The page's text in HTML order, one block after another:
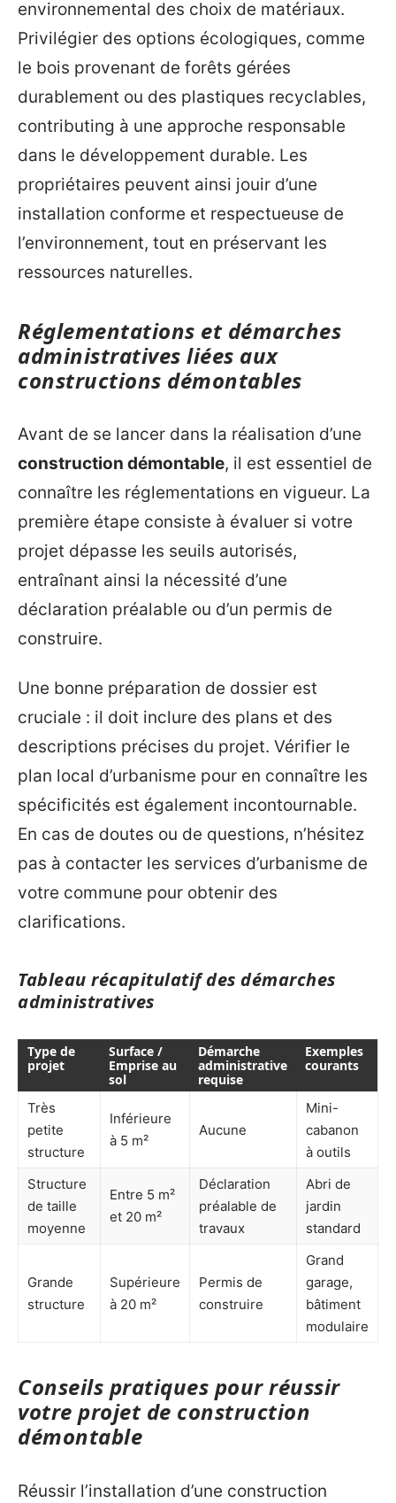
environnemental des choix de matériaux.
Privilégier des options écologiques, comme
le bois provenant de forêts gérées
durablement ou des plastiques recyclables,
contributing à une approche responsable
dans le développement durable. Les
propriétaires peuvent ainsi jouir d’une
installation conforme et respectueuse de
l’environnement, tout en préservant les
ressources naturelles.
Réglementations et démarches
administratives liées aux
constructions démontables
Avant de se lancer dans la réalisation d’une
construction démontable, il est essentiel de
connaître les réglementations en vigueur. La
première étape consiste à évaluer si votre
projet dépasse les seuils autorisés,
entraînant ainsi la nécessité d’une
déclaration préalable ou d’un permis de
construire.
Une bonne préparation de dossier est
cruciale : il doit inclure des plans et des
descriptions précises du projet. Vérifier le
plan local d’urbanisme pour en connaître les
spécificités est également incontournable.
En cas de doutes ou de questions, n’hésitez
pas à contacter les services d’urbanisme de
votre commune pour obtenir des
clarifications.
Tableau récapitulatif des démarches
administratives
Type de
projet
Surface /
Emprise au
sol
Démarche
administrative
requise
Exemples
courants
Très
petite
structure
Inférieure
à 5 m²
Aucune
Mini-
cabanon
à outils
Structure
de taille
moyenne
Entre 5 m²
et 20 m²
Déclaration
préalable de
travaux
Abri de
jardin
standard
Grande
structure
Supérieure
à 20 m²
Permis de
construire
Grand
garage,
bâtiment
modulaire
Conseils pratiques pour réussir
votre projet de construction
démontable
Réussir l’installation d’une construction